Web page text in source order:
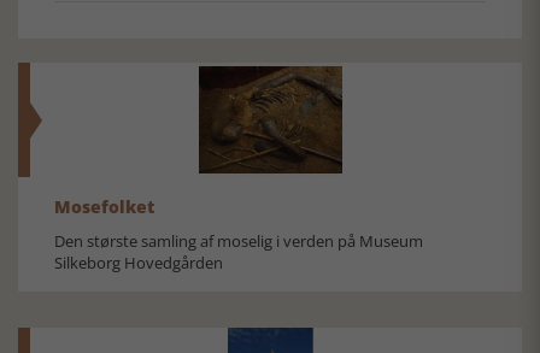
Mosefolket
Den største samling af moselig i verden på Museum
Silkeborg Hovedgården